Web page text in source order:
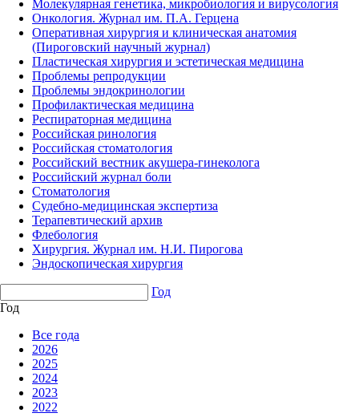
Молекулярная генетика, микробиология и вирусология
Онкология. Журнал им. П.А. Герцена
Оперативная хирургия и клиническая анатомия
(Пироговский научный журнал)
Пластическая хирургия и эстетическая медицина
Проблемы репродукции
Проблемы эндокринологии
Профилактическая медицина
Респираторная медицина
Российская ринология
Российская стоматология
Российский вестник акушера-гинеколога
Российский журнал боли
Стоматология
Судебно-медицинская экспертиза
Терапевтический архив
Флебология
Хирургия. Журнал им. Н.И. Пирогова
Эндоскопическая хирургия
Год
Год
Все года
2026
2025
2024
2023
2022